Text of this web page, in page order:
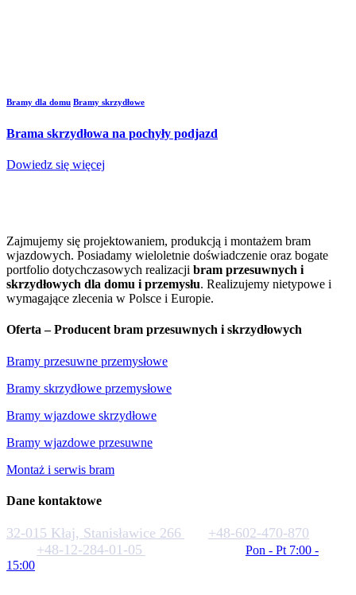
Bramy dla domu Bramy skrzydłowe
Brama skrzydłowa na pochyły podjazd
Dowiedz się więcej
Zajmujemy się projektowaniem, produkcją i montażem bram
wjazdowych. Posiadamy wieloletnie doświadczenie oraz bogate
portfolio dotychczasowych realizacji bram przesuwnych i
skrzydłowych dla domu i przemysłu. Realizujemy nietypowe i
wymagające zlecenia w Polsce i Europie.
Oferta – Producent bram przesuwnych i skrzydłowych
Bramy przesuwne przemysłowe
Bramy skrzydłowe przemysłowe
Bramy wjazdowe skrzydłowe
Bramy wjazdowe przesuwne
Montaż i serwis bram
Dane kontaktowe
32-015 Kłaj, Stanisławice 266
+48-602-470-870
+48-12-284-01-05
Pon - Pt 7:00 -
15:00